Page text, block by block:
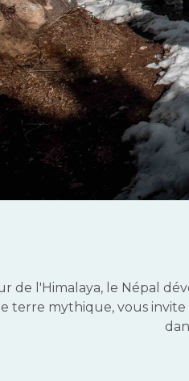
de l'Himalaya, le Népal
terre mythique, vous invite